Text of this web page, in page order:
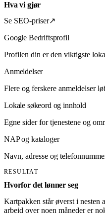
Hva vi gjør
Se SEO-priser↗
Google Bedriftsprofil
Profilen din er den viktigste
Anmeldelser
Flere og ferskere anmeldelser
Lokale søkeord og innhold
Egne sider for tjenestene og
NAP og kataloger
Navn, adresse og
RESULTAT
Hvorfor det lønner seg
Kartpakken står øverst i nesten
arbeid over noen måneder er